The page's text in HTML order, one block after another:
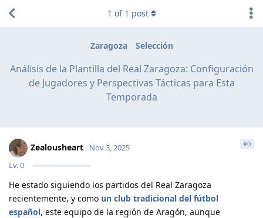
Zaragoza Selección
Análisis de la Plantilla del Real Zaragoza: Configuración
de Jugadores y Perspectivas Tácticas para Esta
Temporada
1 of 1 post
Zealousheart
Lv.0
Nov 3, 2025 #0
He estado siguiendo los partidos del Real Zaragoza
recientemente, y como un club tradicional del fútbol
español, este equipo de la región de Aragón, aunque